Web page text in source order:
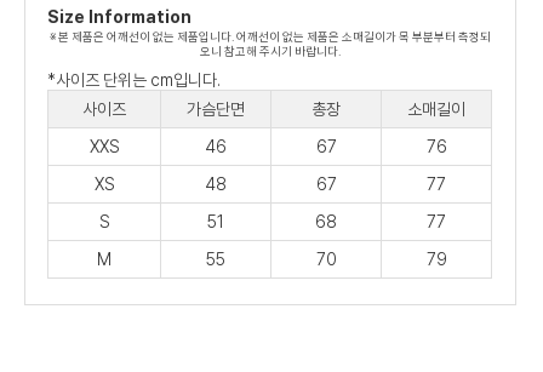
Size Information
※ 본 제품은 어깨선이 없는 제품입니다. 어깨선이 없는 제품은 소매길이가 목 부분부터 측정되
오니 참고해 주시기 바랍니다.
*사이즈 단위는 cm입니다.
사이즈
가슴단면 총장
소매길이
XXS
46 67
76
XS
48 67
77
S
51 68
77
M
55 70 79